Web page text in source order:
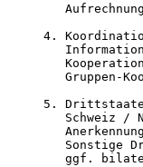
4.
Gruppen-
5.
Schweiz /
Sonstige
ggf.